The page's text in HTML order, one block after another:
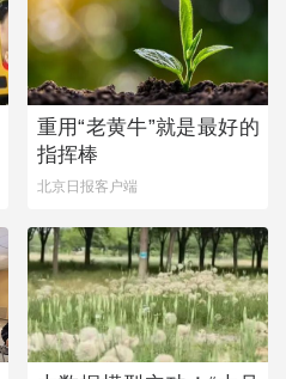
重用“老黄牛”就是最好的
指挥棒
北京日报客户端